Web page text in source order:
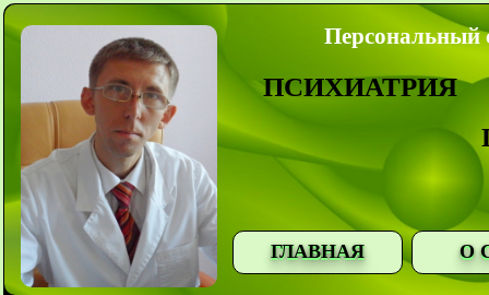
Персональный
ПСИХИАТРИЯ
ГЛАВНАЯ О